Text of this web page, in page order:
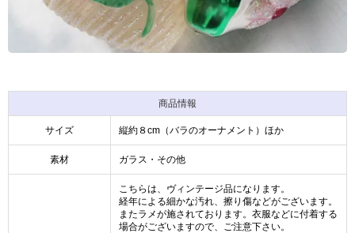
商品情報
サイズ 縦約８cm（バラのオーナメント）ほか
素材 ガラス・その他
こちらは、ヴィンテージ品になります。
経年による細かな汚れ、擦り傷などがございます。
またラメが施されております。衣服などに付着する
場合がございますので、ご注意下さい。